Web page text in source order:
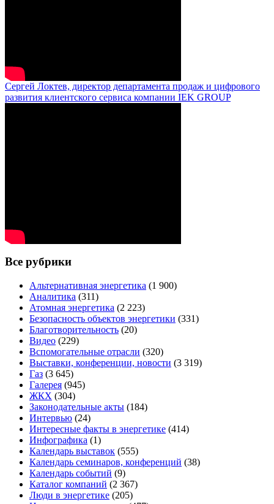
Сергей Локтев, директор департамента продаж и цифрового
развития клиентского сервиса компании IEK GROUP
Все рубрики
Альтернативная энергетика (1 900)
Аналитика (311)
Атомная энергетика (2 223)
Безопасность объектов энергетики (331)
Благотворительность (20)
Видео (229)
Вспомогательные отрасли (320)
Выставки, конференции, новости (3 319)
Газ (3 645)
Галерея (945)
ЖКХ (304)
Законодательные акты (184)
Интервью (24)
Интересные факты в энергетике (414)
Инфографика (1)
Календарь выставок (555)
Календарь семинаров, конференций (38)
Календарь событий (9)
Каталог компаний (2 367)
Люди в энергетике (205)